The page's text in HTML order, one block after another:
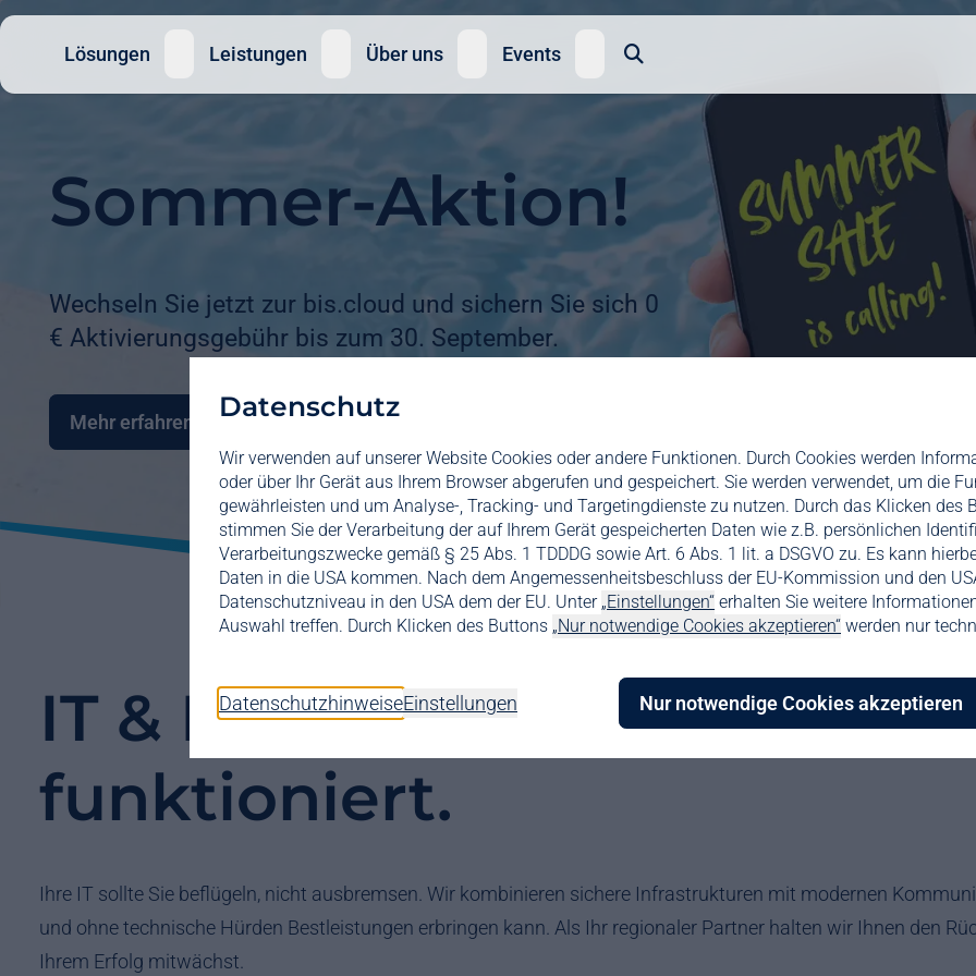
Datenschutz
Wir verwenden auf unserer Website Cookies oder andere Funktionen. Durch Cookies werden
oder über Ihr Gerät aus Ihrem Browser abgerufen und gespeichert. Sie werden verwendet, um die
gewährleisten und um Analyse-, Tracking- und Targetingdienste zu nutzen. Durch das Klicken des
stimmen Sie der Verarbeitung der auf Ihrem Gerät gespeicherten Daten wie z.B. persönlichen
Verarbeitungszwecke gemäß § 25 Abs. 1 TDDDG sowie Art. 6 Abs. 1 lit. a DSGVO zu. Es kann
Daten in die USA kommen. Nach dem Angemessenheitsbeschluss der EU-Kommission und den
Datenschutzniveau in den USA dem der EU. Unter „Einstellungen“ erhalten Sie weitere
Auswahl treffen. Durch Klicken des Buttons „Nur notwendige Cookies akzeptieren“ werden nur
DatenschutzhinweiseEinstellungen Nur notwendige Cookies akzeptieren
Lösungen Leistungen Über uns Events
Sommer-Aktion!
Wechseln Sie jetzt zur bis.cloud und sichern Sie sich 0
€ Aktivierungsgebühr bis zum 30. September.
Mehr erfahren
IT & Kommunikation, die
funktioniert.
Ihre IT sollte Sie beflügeln, nicht ausbremsen. Wir kombinieren sichere Infrastrukturen mit modernen
und ohne technische Hürden Bestleistungen erbringen kann. Als Ihr regionaler Partner halten wir Ihnen den
Ihrem Erfolg mitwächst.